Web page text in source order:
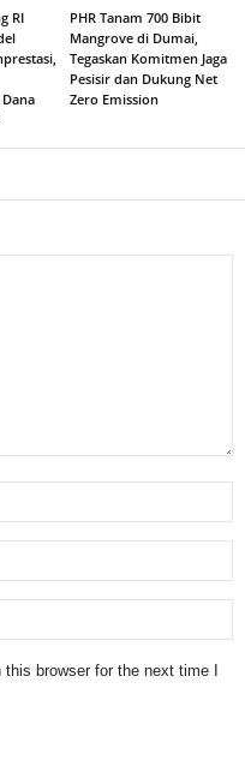
RI
PHR Tanam 700 Bibit
Mangrove di Dumai,
Tegaskan Komitmen Jaga
Pesisir dan Dukung Net
Zero Emission
browser for the next time I